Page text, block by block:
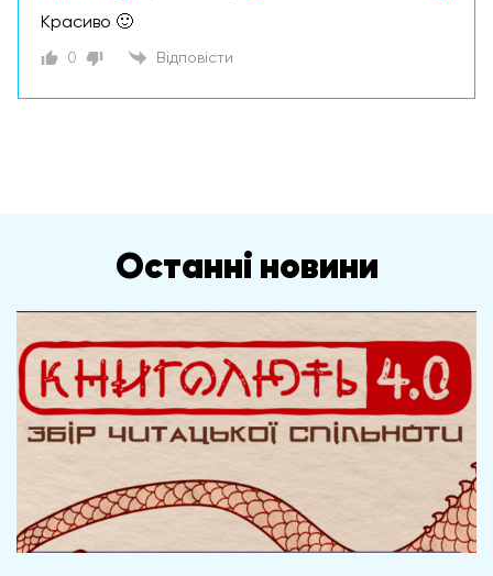
Красиво 🙂
0 Відповісти
Останні новини